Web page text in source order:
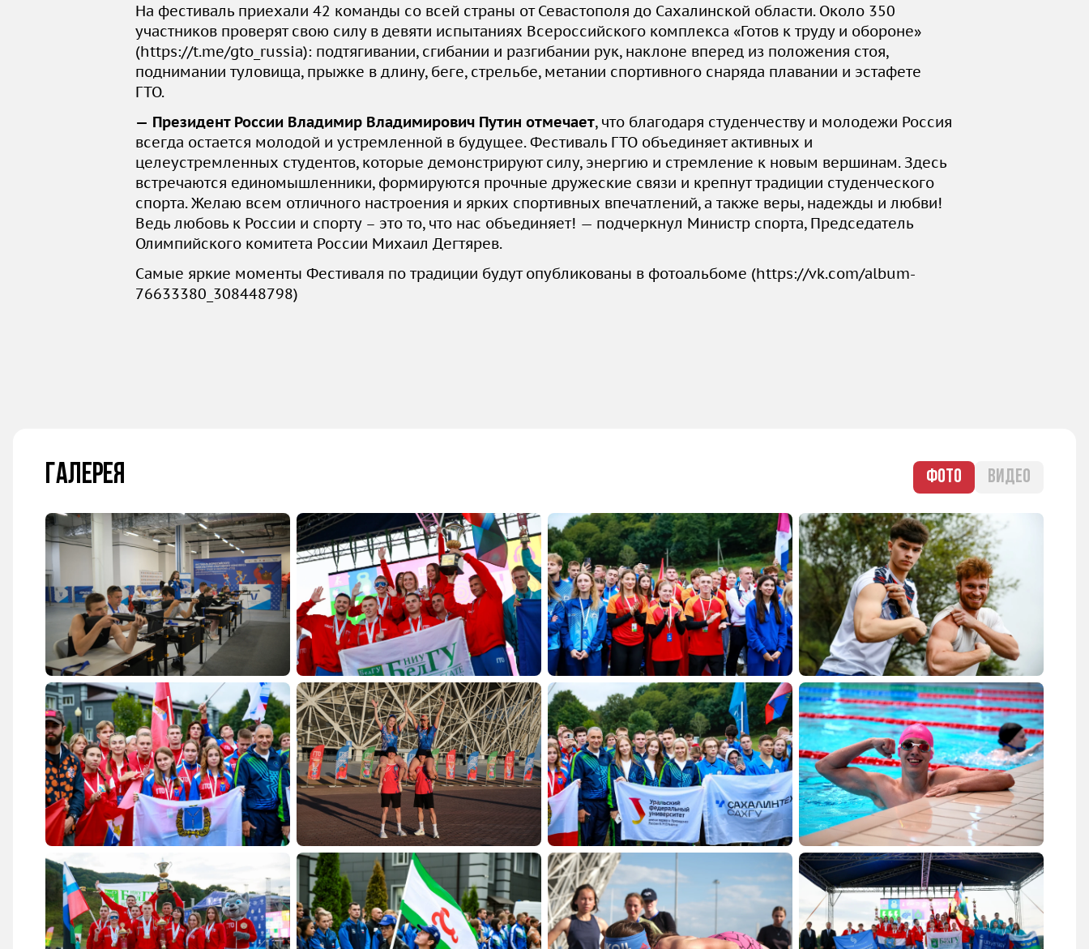
На фестиваль приехали 42 команды со всей страны от Севастополя до Сахалинской области. Около 350
участников проверят свою силу в девяти испытаниях Всероссийского комплекса «Готов к труду и обороне»
(https://t.me/gto_russia): подтягивании, сгибании и разгибании рук, наклоне вперед из положения стоя,
поднимании туловища, прыжке в длину, беге, стрельбе, метании спортивного снаряда плавании и эстафете
ГТО.
— Президент России Владимир Владимирович Путин отмечает, что благодаря студенчеству и молодежи Россия
всегда остается молодой и устремленной в будущее. Фестиваль ГТО объединяет активных и
целеустремленных студентов, которые демонстрируют силу, энергию и стремление к новым вершинам. Здесь
встречаются единомышленники, формируются прочные дружеские связи и крепнут традиции студенческого
спорта. Желаю всем отличного настроения и ярких спортивных впечатлений, а также веры, надежды и любви!
Ведь любовь к России и спорту – это то, что нас объединяет! — подчеркнул Министр спорта, Председатель
Олимпийского комитета России Михаил Дегтярев.
Самые яркие моменты Фестиваля по традиции будут опубликованы в фотоальбоме (https://vk.com/album-
76633380_308448798)
Галерея ФОТО ВИДЕО